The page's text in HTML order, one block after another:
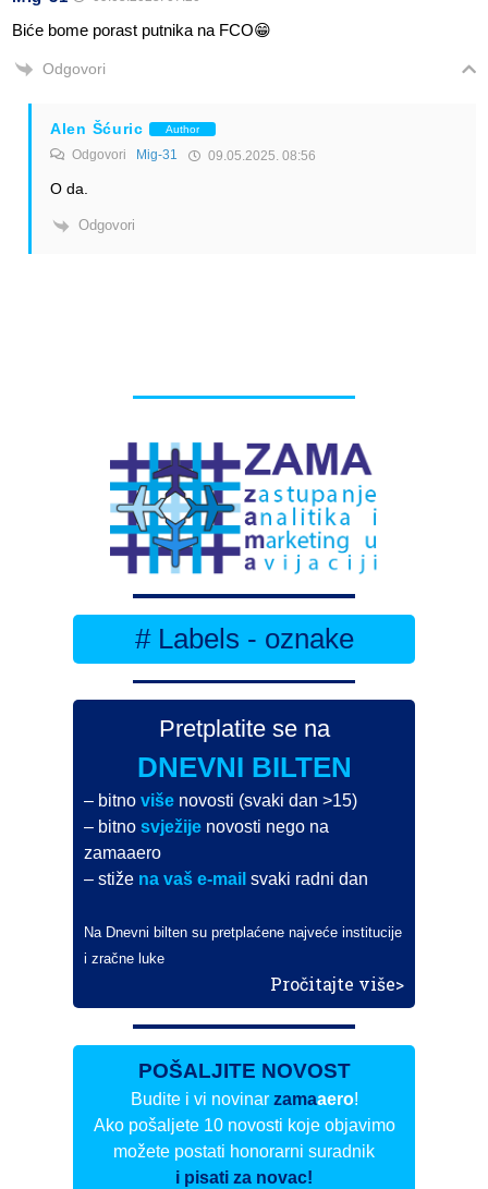
Biće bome porast putnika na FCO😁
Odgovori
Alen Šćuric Author
Odgovori Mig-31 09.05.2025. 08:56
O da.
Odgovori
# Labels - oznake
Pretplatite se na
DNEVNI BILTEN
– bitnoviše novosti (svaki dan >15)
– bitnosvježije novosti nego na
zamaaero
– stiže na vaš e-mail svaki radni dan
Na Dnevni bilten su pretplaćene najveće institucije
i zračne luke
Pročitajte više>
POŠALJITE NOVOST
Budite i vi novinar zamaaero!
Ako pošaljete 10 novosti koje objavimo
možete postati honorarni suradnik
i pisati za novac!